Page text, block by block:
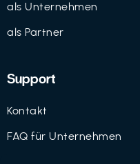
als Unternehmen
als Partner
Support
Kontakt
FAQ für Unternehmen